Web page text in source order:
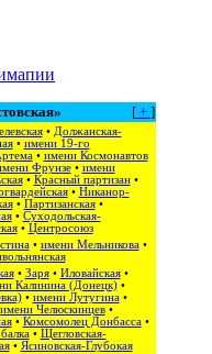
[+ ]
• Должанская-
• имени 19-го
• имени Космонавтов
Фрунзе• имени
• Красный партизан•
• Никанор-
• Партизанская•
• Суходольская-
• Центросоюз
• имени Мельникова•
• Заря• Иловайская•
Калинина (Донецк)•
• имени Лутугина•
имени Челюскинцев•
• Комсомолец Донбасса•
• Щегловская-
• Ясиновская-Глубокая